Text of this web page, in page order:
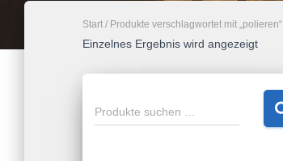
Start / Produkte verschlagwortet mit „polieren“
Einzelnes Ergebnis wird angezeigt
S
u
Produkte suchen …